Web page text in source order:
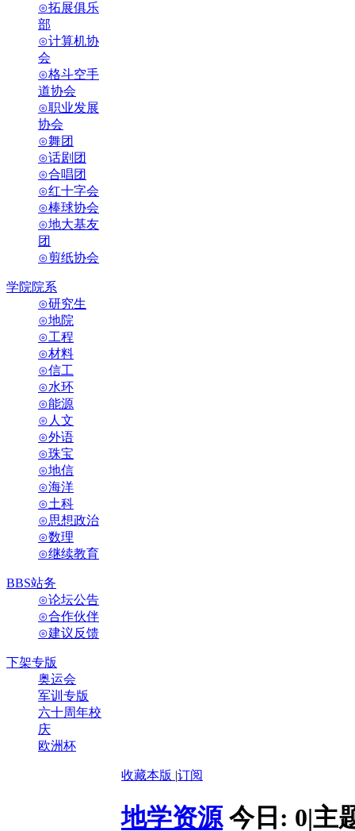
⊙拓展俱乐
部
⊙计算机协
会
⊙格斗空手
道协会
⊙职业发展
协会
⊙舞团
⊙话剧团
⊙合唱团
⊙红十字会
⊙棒球协会
⊙地大基友
团
⊙剪纸协会
学院院系
⊙研究生
⊙地院
⊙工程
⊙材料
⊙信工
⊙水环
⊙能源
⊙人文
⊙外语
⊙珠宝
⊙地信
⊙海洋
⊙土科
⊙思想政治
⊙数理
⊙继续教育
BBS站务
⊙论坛公告
⊙合作伙伴
⊙建议反馈
下架专版
奥运会
军训专版
六十周年校
庆
欧洲杯
收藏本版 |订阅
地学资源 今日: 0|主